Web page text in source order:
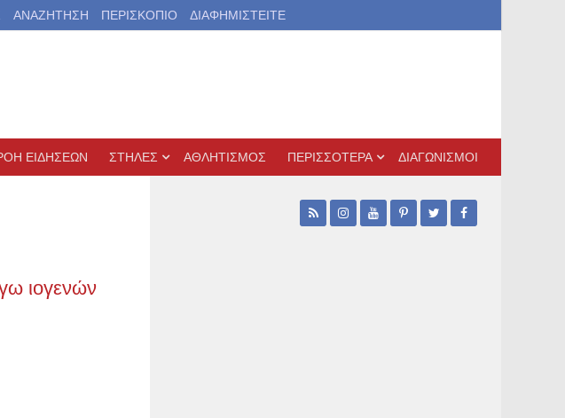
ΑΝΑΖΗΤΗΣΗ ΠΕΡΙΣΚΟΠΙΟ ΔΙΑΦΗΜΙΣΤΕΙΤΕ
ΕΙΔΗΣΕΩΝ ΣΤΗΛΕΣ ΑΘΛΗΤΙΣΜΟΣ ΠΕΡΙΣΣΟΤΕΡΑ ΔΙΑΓΩΝΙΣΜΟΙ
ιογενών